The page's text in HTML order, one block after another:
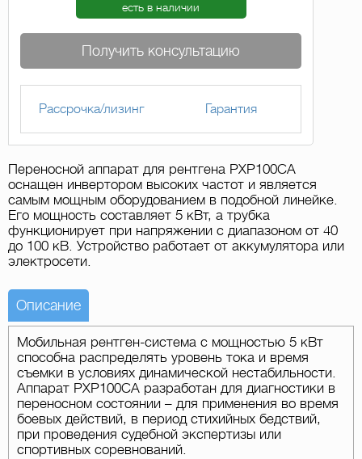
есть в наличии
Получить консультацию
Рассрочка/лизинг Гарантия
Переносной аппарат для рентгена PXP100CA
оснащен инвертором высоких частот и является
самым мощным оборудованием в подобной линейке.
Его мощность составляет 5 кВт, а трубка
функционирует при напряжении с диапазоном от 40
до 100 кВ. Устройство работает от аккумулятора или
электросети.
Описание
Мобильная рентген-система с мощностью 5 кВт
способна распределять уровень тока и время
съемки в условиях динамической нестабильности.
Аппарат PXP100CA разработан для диагностики в
переносном состоянии – для применения во время
боевых действий, в период стихийных бедствий,
при проведения судебной экспертизы или
спортивных соревнований.